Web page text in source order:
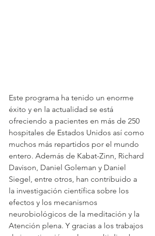
Este programa ha tenido un enorme
éxito y en la actualidad se está
ofreciendo a pacientes en más de 250
hospitales de Estados Unidos así como
muchos más repartidos por el mundo
entero. Además de Kabat-Zinn, Richard
Davison, Daniel Goleman y Daniel
Siegel, entre otros, han contribuido a
la investigación científica sobre los
efectos y los mecanismos
neurobiológicos de la meditación y la
Atención plena. Y gracias a los trabajos